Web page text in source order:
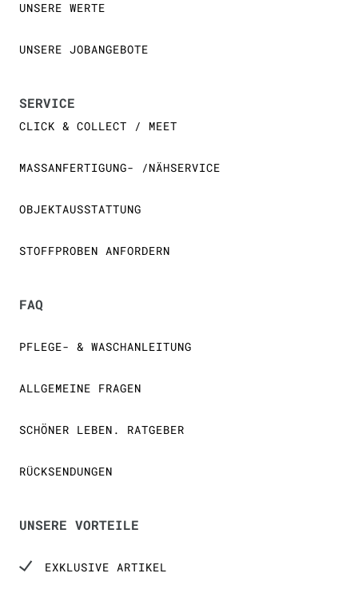
UNSERE WERTE
UNSERE JOBANGEBOTE
SERVICE
CLICK & COLLECT / MEET
MASSANFERTIGUNG- /NÄHSERVICE
OBJEKTAUSSTATTUNG
STOFFPROBEN ANFORDERN
FAQ
PFLEGE- & WASCHANLEITUNG
ALLGEMEINE FRAGEN
SCHÖNER LEBEN. RATGEBER
RÜCKSENDUNGEN
UNSERE VORTEILE
EXKLUSIVE ARTIKEL